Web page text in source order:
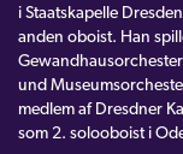
i Staatskapelle
anden oboist. Han
und
medlem af Dresdner
som 2. solooboist i